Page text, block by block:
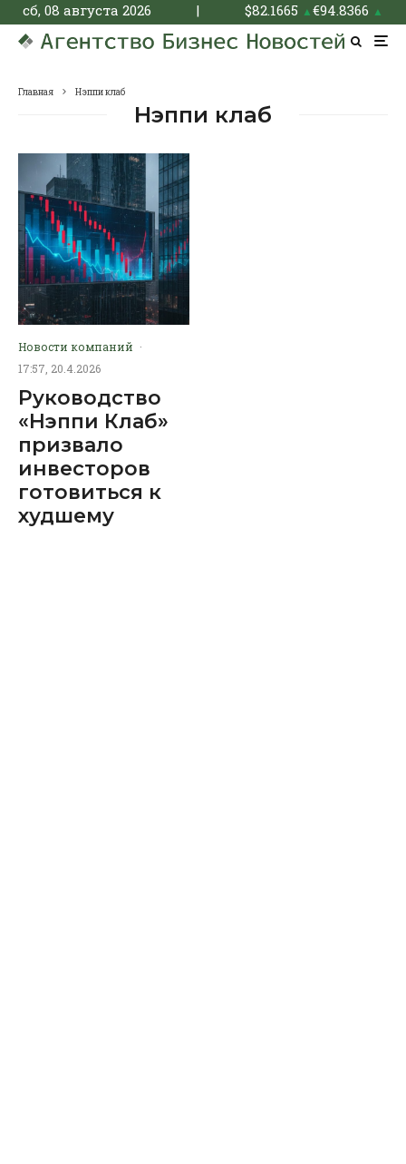
сб, 08 августа 2026 | $82.1665 ▲€94.8366 ▲
Главная Нэппи клаб
Нэппи клаб
Новости компаний ·
17:57, 20.4.2026
Руководство
«Нэппи Клаб»
призвало
инвесторов
готовиться к
худшему